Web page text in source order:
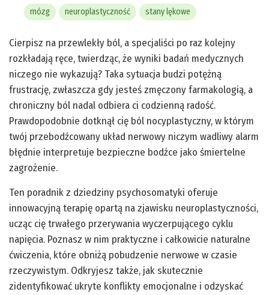
mózg neuroplastyczność stany lękowe
Cierpisz na przewlekły ból, a specjaliści po raz kolejny
rozkładają ręce, twierdząc, że wyniki badań medycznych
niczego nie wykazują? Taka sytuacja budzi potężną
frustrację, zwłaszcza gdy jesteś zmęczony farmakologią, a
chroniczny ból nadal odbiera ci codzienną radość.
Prawdopodobnie dotknął cię ból nocyplastyczny, w którym
twój przebodźcowany układ nerwowy niczym wadliwy alarm
błędnie interpretuje bezpieczne bodźce jako śmiertelne
zagrożenie.
Ten poradnik z dziedziny psychosomatyki oferuje
innowacyjną terapię opartą na zjawisku neuroplastyczności,
ucząc cię trwałego przerywania wyczerpującego cyklu
napięcia. Poznasz w nim praktyczne i całkowicie naturalne
ćwiczenia, które obniżą pobudzenie nerwowe w czasie
rzeczywistym. Odkryjesz także, jak skutecznie
zidentyfikować ukryte konflikty emocjonalne i odzyskać